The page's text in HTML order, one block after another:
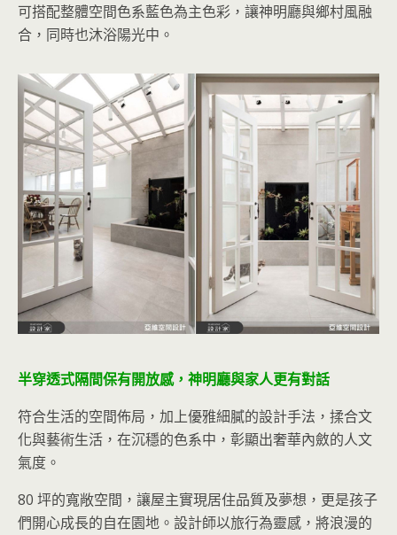
可搭配整體空間色系藍色為主色彩，讓神明廳與鄉村風融
合，同時也沐浴陽光中。
半穿透式隔間保有開放感，神明廳與家人更有對話
符合生活的空間佈局，加上優雅細膩的設計手法，揉合文
化與藝術生活，在沉穩的色系中，彰顯出奢華內斂的人文
氣度。
80 坪的寬敞空間，讓屋主實現居住品質及夢想，更是孩子
們開心成長的自在園地。設計師以旅行為靈感，將浪漫的